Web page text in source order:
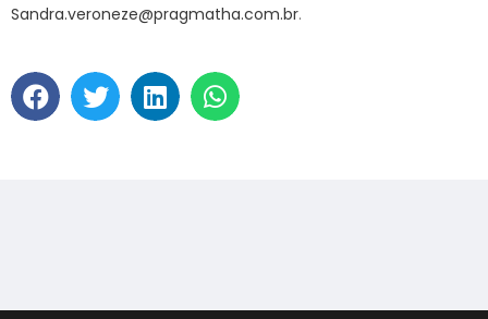
Sandra.veroneze@pragmatha.com.br.